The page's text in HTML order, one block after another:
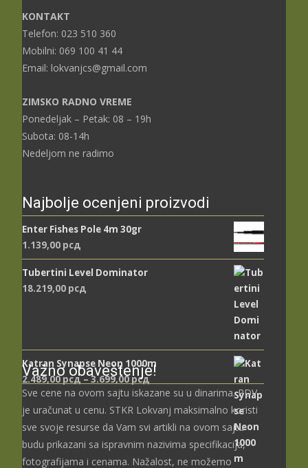
KONTAKT
Telefon: 023 510 360
Mobilni: 069 100 41 44
Email: lokvanjcs@gmail.com
ZIMSKO RADNO VREME
Ponedeljak – Petak: 08 – 19h
Subota: 08-14h
Nedeljom ne radimo
Najbolje ocenjeni proizvodi
Enter Fishes Pole 4m 30gr
1.139,00 рсд
Tubertini Level Dominator
18.219,00 рсд
Katran Synapse Neon 1000m
2.489,00рсд–3.699,00рсдРаспон
цена:
од
2.489,00 рсд
до
3.699,00 рсд
Važno obaveštenje!
Sve cene na ovom sajtu iskazane su u dinarima. PDV
je uračunat u cenu. STKR Lokvanj maksimalno koristi
sve svoje resurse da Vam svi artikli na ovom sajtu
budu prikazani sa ispravnim nazivima specifikacija,
fotografijama i cenama. Nažalost, ne možemo